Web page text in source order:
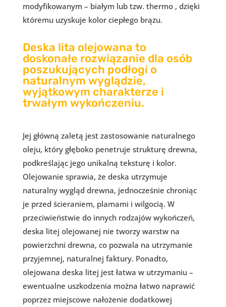
modyfikowanym – białym lub tzw. thermo , dzięki
któremu uzyskuje kolor ciepłego brązu.
Deska lita olejowana to
doskonałe rozwiązanie dla osób
poszukujących podłogi o
naturalnym wyglądzie,
wyjątkowym charakterze i
trwałym wykończeniu.
Jej główną zaletą jest zastosowanie naturalnego
oleju, który głęboko penetruje strukturę drewna,
podkreślając jego unikalną teksturę i kolor.
Olejowanie sprawia, że deska utrzymuje
naturalny wygląd drewna, jednocześnie chroniąc
je przed ścieraniem, plamami i wilgocią. W
przeciwieństwie do innych rodzajów wykończeń,
deska litej olejowanej nie tworzy warstw na
powierzchni drewna, co pozwala na utrzymanie
przyjemnej, naturalnej faktury. Ponadto,
olejowana deska litej jest łatwa w utrzymaniu –
ewentualne uszkodzenia można łatwo naprawić
poprzez miejscowe nałożenie dodatkowej